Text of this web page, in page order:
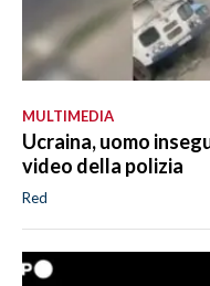
MULTIMEDIA
Ucraina, uomo
video della polizia
Red